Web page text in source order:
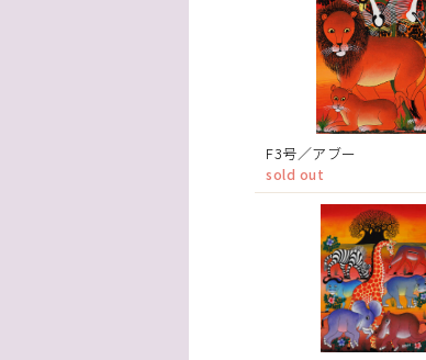
F3号／アブー
sold out